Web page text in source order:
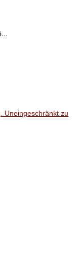
Uneingeschränkt zu